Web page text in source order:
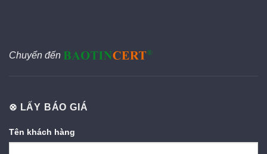
Chuyển đến
⊗ LẤY BÁO GIÁ
Tên khách hàng